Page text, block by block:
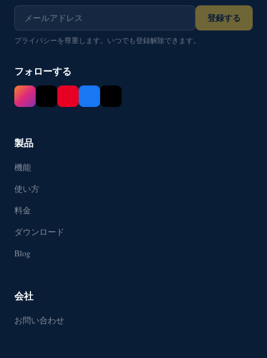
登録する
プライバシーを尊重します。いつでも登録解除できます。
フォローする
製品
機能
使い方
料金
ダウンロード
Blog
会社
お問い合わせ